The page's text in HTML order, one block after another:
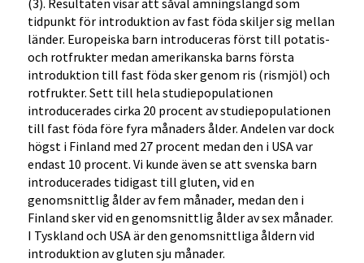
(3). Resultaten visar att såväl amningslängd som
tidpunkt för introduktion av fast föda skiljer sig mellan
länder. Europeiska barn introduceras först till potatis-
och rotfrukter medan amerikanska barns första
introduktion till fast föda sker genom ris (rismjöl) och
rotfrukter. Sett till hela studiepopulationen
introducerades cirka 20 procent av studiepopulationen
till fast föda före fyra månaders ålder. Andelen var dock
högst i Finland med 27 procent medan den i USA var
endast 10 procent. Vi kunde även se att svenska barn
introducerades tidigast till gluten, vid en
genomsnittlig ålder av fem månader, medan den i
Finland sker vid en genomsnittlig ålder av sex månader.
I Tyskland och USA är den genomsnittliga åldern vid
introduktion av gluten sju månader.